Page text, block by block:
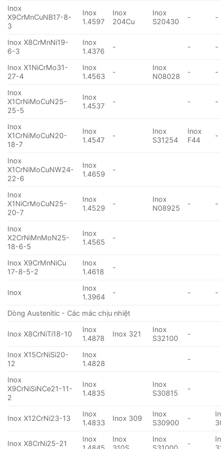
Inox
X9CrMnCuNB17-8-
3
Inox
1.4597
Inox
204Cu
Inox
S20430
- -
Inox X8CrMnNi19-
6-3
Inox
1.4376
- - -
Inox X1NiCrMo31-
27-4
Inox
1.4563
-
Inox
N08028
- -
Inox
X1CrNiMoCuN25-
25-5
Inox
1.4537
- - -
Inox
X1CrNiMoCuN20-
18-7
Inox
1.4547
-
Inox
S31254
Inox
F44
-
Inox
X1CrNiMoCuNW24-
22-6
Inox
1.4659
-
Inox
X1NiCrMoCuN25-
20-7
Inox
1.4529
-
Inox
N08925
- -
Inox
X2CrNiMnMoN25-
18-6-5
Inox
1.4565
-
Inox X9CrMnNiCu
17-8-5-2
Inox
1.4618
-
Inox
Inox
1.3964
- - -
Dòng Austenitic - Các mác chịu nhiệt
Inox X8CrNiTi18-10
Inox
1.4878
Inox 321
Inox
S32100
-
Inox X15CrNiSi20-
12
Inox
1.4828
-
Inox
X9CrNiSiNCe21-11-
2
Inox
1.4835
Inox
S30815
-
Inox X12CrNi23-13
Inox
1.4833
Inox 309
Inox
S30900
-
Inox X8CrNi25-21
Inox
Inox
Inox
-